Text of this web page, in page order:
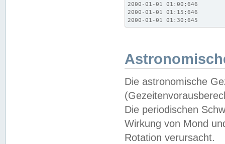
2000-01-01 01:00;646
2000-01-01 01:15;646
2000-01-01 01:30;645
Die astronomische
Die periodischen
Wirkung von Mond
Rotation verursacht.